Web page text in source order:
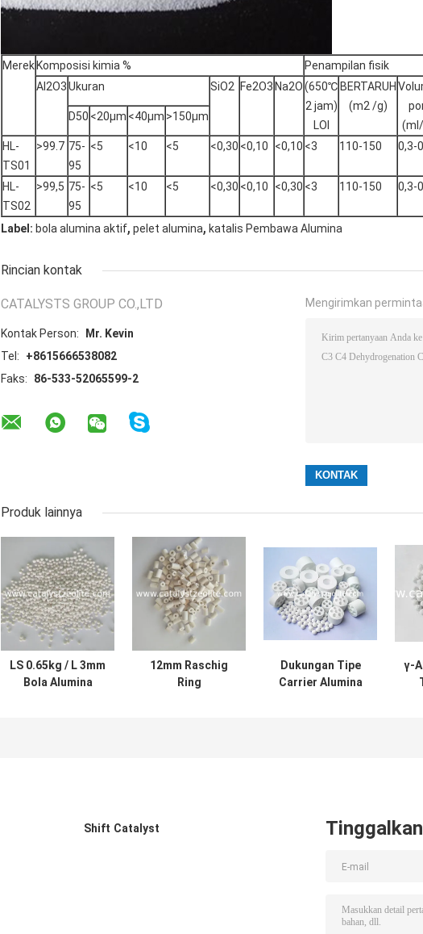
Merek Komposisi kimia %
Penampilan fisik
Al2O3Ukuran SiO2 Fe2O3 Na2O(650℃
2 jam)
LOI
BERTARUH
(m2 /g)
D50 <20μm <40μm >150μm
HL-
TS01
>99.7 75-
95
<5 <10 <5 <0,30 <0,10 <0,10 <3 110-150 0,3-
HL-
TS02
>99,5 75-
95
<5 <10 <5 <0,30 <0,10 <0,30 <3 110-150 0,3-
Label: bola alumina aktif, pelet alumina, katalis Pembawa Alumina
Rincian kontak
CATALYSTS GROUP CO.,LTD
Kontak Person:
Mr. Kevin
Tel:
+8615666538082
Faks:
86-533-52065599-2
Mengirimkan
Produk lainnya
LS 0.65kg / L 3mm
Bola Alumina
12mm Raschig
Ring
Dukungan Tipe
Carrier Alumina
γ-
Shift Catalyst